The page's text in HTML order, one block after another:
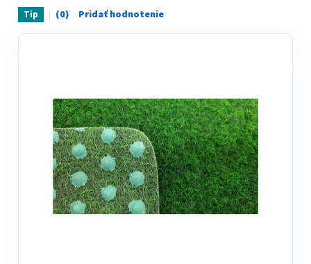
Tip
Priemerné
hodnotenie
hviezdičiek.